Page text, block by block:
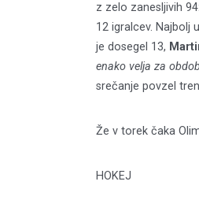
z zelo zanesljivih
12 igralcev. Najbolj
je dosegel 13,
enako velja za
srečanje povzel
Že v torek čaka
HOKEJ